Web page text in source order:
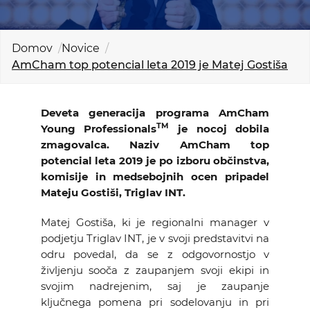
MEDNARODNO SODELOVANJE
ČLANSTVO
KOLEDAR DOGODKOV
NOVICE
KONTAKT
GALERIJA
Domov
Novice
AmCham top potencial leta 2019 je Matej Gostiša
Deveta generacija programa AmCham
Young ProfessionalsTM
je nocoj dobila
zmagovalca. Naziv AmCham top
potencial leta 2019 je po izboru občinstva,
komisije in medsebojnih ocen pripadel
Mateju Gostiši, Triglav INT.
Matej Gostiša, ki je regionalni manager v
podjetju Triglav INT, je v svoji predstavitvi na
odru povedal, da se z odgovornostjo v
življenju sooča z zaupanjem svoji ekipi in
svojim nadrejenim, saj je zaupanje
ključnega pomena pri sodelovanju in pri